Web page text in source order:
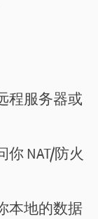
程服务器或
NAT/防火
本地的数据